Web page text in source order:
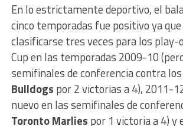
En lo estrictamente deportivo, el
cinco temporadas fue positivo ya
clasificarse tres veces para los play-
Cup en las temporadas 2009-10
semifinales de conferencia contra los
Bulldogs por 2 victorias a 4), 2011-
nuevo en las semifinales de
Toronto Marlies por 1 victoria a 4) y